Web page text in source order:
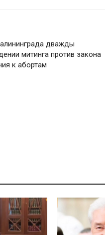
дважды
митинга против закона
к абортам